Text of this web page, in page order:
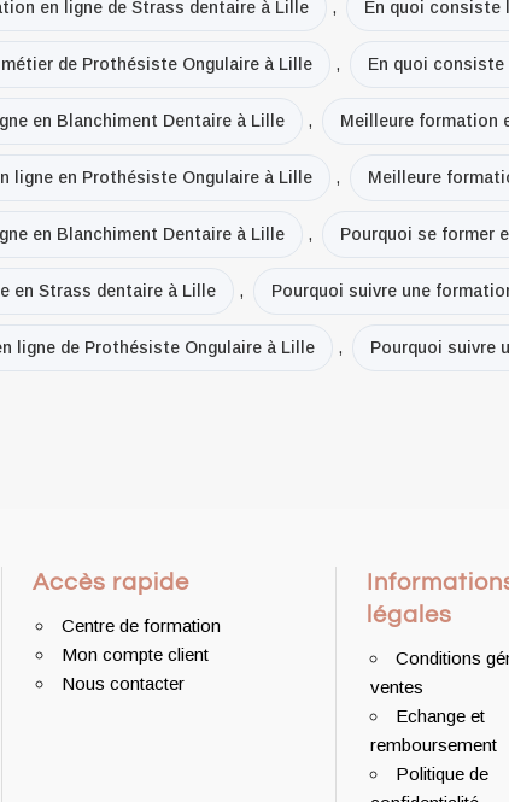
en ligne de Strass dentaire à Lille , En quoi consiste
de Prothésiste Ongulaire à Lille , En quoi
en Blanchiment Dentaire à Lille , Meilleure formation
ligne en Prothésiste Ongulaire à Lille , Meilleure
en Blanchiment Dentaire à Lille , Pourquoi se former
en Strass dentaire à Lille , Pourquoi suivre une
ligne de Prothésiste Ongulaire à Lille , Pourquoi suivre
Accès rapide
Centre de formation
Mon compte client
Nous contacter
légales
Conditions
ventes
Echange et
remboursement
Politique de